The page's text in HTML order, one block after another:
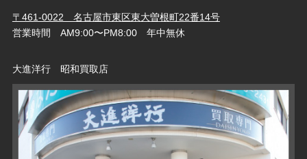
〒461-0022 名古屋市東区東大曽根町22番14号
営業時間 AM9:00〜PM8:00 年中無休
大進洋行 昭和買取店